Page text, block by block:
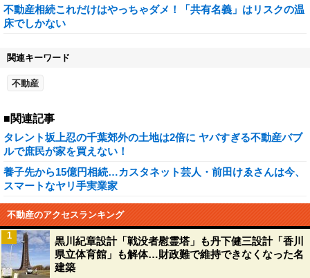
不動産相続これだけはやっちゃダメ！「共有名義」はリスクの温
床でしかない
関連キーワード
不動産
■関連記事
タレント坂上忍の千葉郊外の土地は2倍に ヤバすぎる不動産バブ
ルで庶民が家を買えない！
養子先から15億円相続…カスタネット芸人・前田けゑさんは今、
スマートなヤリ手実業家
不動産のアクセスランキング
黒川紀章設計「戦没者慰霊塔」も丹下健三設計「香川
県立体育館」も解体…財政難で維持できなくなった名
建築
1